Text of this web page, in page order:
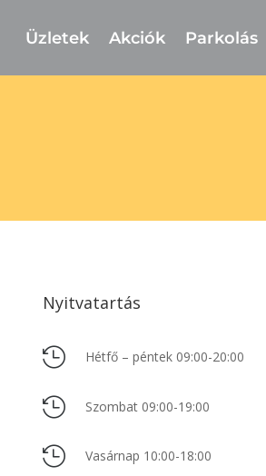
Üzletek Akciók Parkolás
Nyitvatartás
 Hétfő – péntek 09:00-20:00
 Szombat 09:00-19:00
 Vasárnap 10:00-18:00